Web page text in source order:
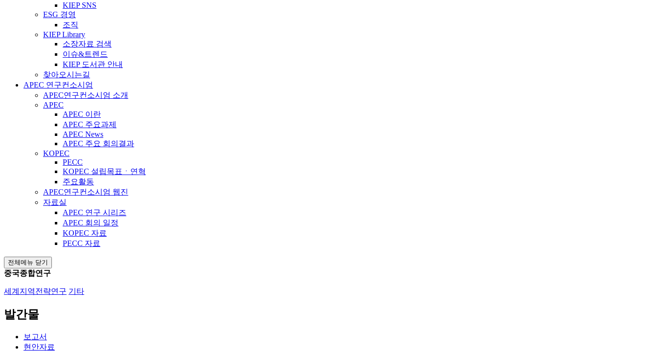
KIEP SNS
ESG 경영
조직
KIEP Library
소장자료 검색
이슈&트렌드
KIEP 도서관 안내
찾아오시는길
APEC 연구컨소시엄
APEC연구컨소시엄 소개
APEC
APEC 이란
APEC 주요과제
APEC News
APEC 주요 회의결과
KOPEC
PECC
KOPEC 설립목표ㆍ연혁
주요활동
APEC연구컨소시엄 웹진
자료실
APEC 연구 시리즈
APEC 회의 일정
KOPEC 자료
PECC 자료
전체메뉴 닫기
중국종합연구
세계지역전략연구 기타
발간물
보고서
현안자료